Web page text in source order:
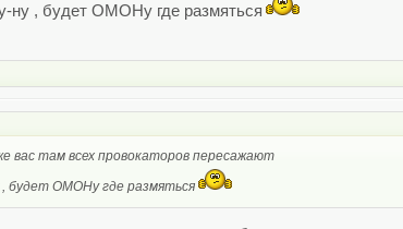
ну , будет ОМОНу где размяться
вас там всех провокаторов пересажают
, будет ОМОНу где размяться